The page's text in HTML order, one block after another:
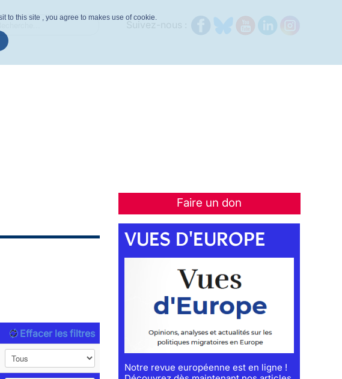
Faire un don
Effacer les filtres
VUES D'EUROPE
Notre revue européenne est en ligne !
to this site , you agree to makes use of cookie.